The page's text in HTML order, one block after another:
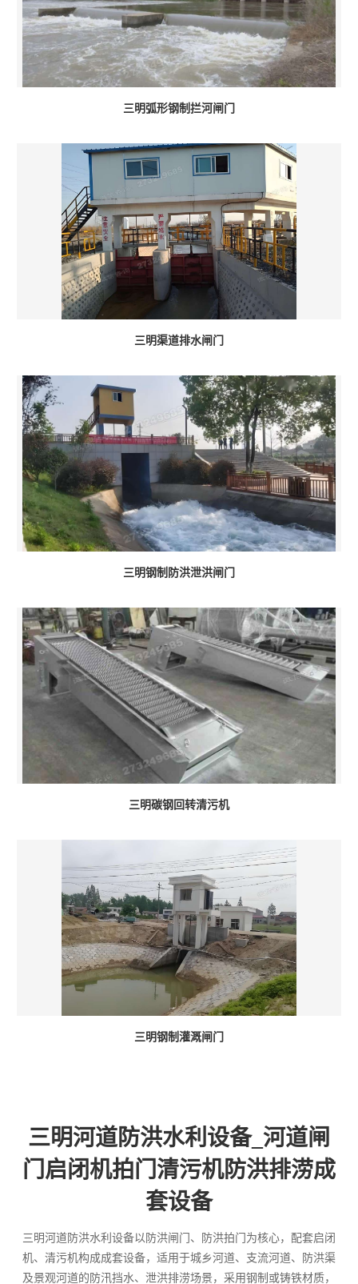
三明弧形钢制拦河闸门
三明渠道排水闸门
三明钢制防洪泄洪闸门
三明碳钢回转清污机
三明钢制灌溉闸门
三明河道防洪水利设备_河道闸
门启闭机拍门清污机防洪排涝成
套设备
三明河道防洪水利设备以防洪闸门、防洪拍门为核心，配套启闭
机、清污机构成成套设备，适用于城乡河道、支流河道、防洪渠
及景观河道的防汛挡水、泄洪排涝场景，采用钢制或铸铁材质，